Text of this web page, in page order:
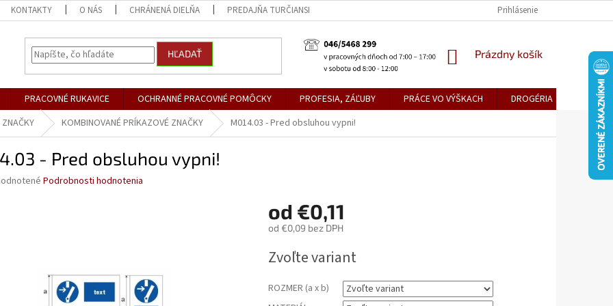
KONTAKTY O NÁS CHRÁNENÁ DIELŇA PREDAJŇA TURČIANSKE TEPLICE DOPRAVA A PLATBY
Prihlásenie
HĽADAŤ
NÁKUPNÝ
Prázdny košík
PRACOVNÉ RUKAVICE OCHRANNÉ PRACOVNÉ POMÔCKY PROFESIA, ZÁĽUBY PRÁCE VO VÝŠKACH DROGÉRIA
KOMBINOVANÉ PRÍKAZOVÉ ZNAČKY M014.03 - Pred obsluhou vypni!
- Pred obsluhou vypni!
Podrobnosti hodnotenia
od €0,11
od €0,09 bez DPH
cena:
Zvoľte variant
ROZMER (a x b)